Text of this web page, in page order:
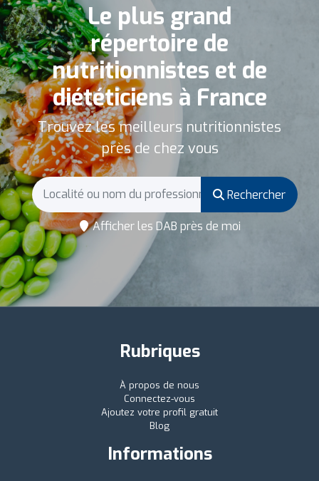
Le plus grand
répertoire de
nutritionnistes et de
diététiciens à France
Trouvez les meilleurs nutritionnistes
près de chez vous
Rechercher
Afficher les DAB près de moi
Rubriques
À propos de nous
Connectez-vous
Ajoutez votre profil gratuit
Blog
Informations